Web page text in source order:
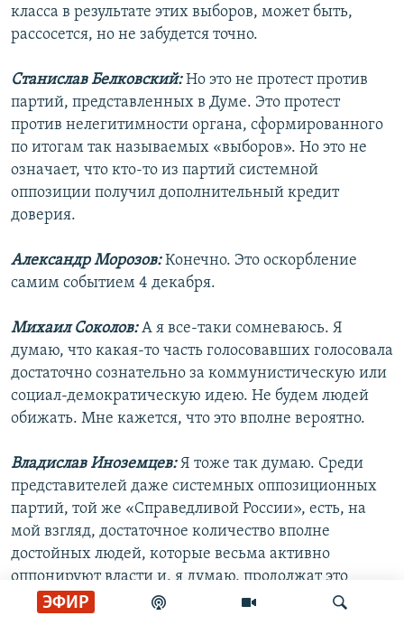
ЭФИР
класса в результате этих выборов, может быть,
рассосется, но не забудется точно.
Станислав Белковский:Но это не протест против
партий, представленных в Думе. Это протест
против нелегитимности органа, сформированного
по итогам так называемых «выборов». Но это не
означает, что кто-то из партий системной
оппозиции получил дополнительный кредит
доверия.
Александр Морозов:Конечно. Это оскорбление
самим событием 4 декабря.
Михаил Соколов:А я все-таки сомневаюсь. Я
думаю, что какая-то часть голосовавших голосовала
достаточно сознательно за коммунистическую или
социал-демократическую идею. Не будем людей
обижать. Мне кажется, что это вполне вероятно.
Владислав Иноземцев:Я тоже так думаю. Среди
представителей даже системных оппозиционных
партий, той же «Справедливой России», есть, на
мой взгляд, достаточное количество вполне
достойных людей, которые весьма активно
оппонируют власти и, я думаю, продолжат это
делать и далее.